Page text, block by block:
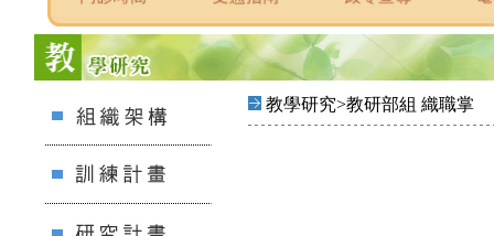
教學研究>教研部組 織職掌